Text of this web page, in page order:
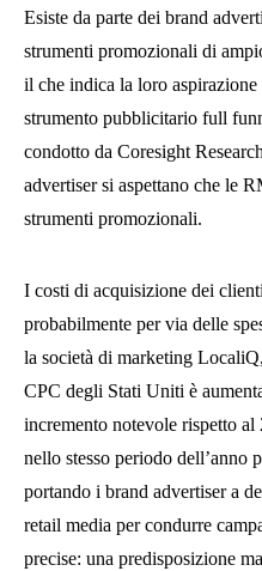
Esiste da parte dei brand
strumenti promozionali di
il che indica la loro
strumento pubblicitario full
condotto da Coresight
advertiser si aspettano che le
strumenti promozionali.
I costi di acquisizione dei
probabilmente per via delle
la società di marketing
CPC degli Stati Uniti è
incremento notevole rispetto
nello stesso periodo dell’anno
portando i brand advertiser a
retail media per condurre
precise: una predisposizione